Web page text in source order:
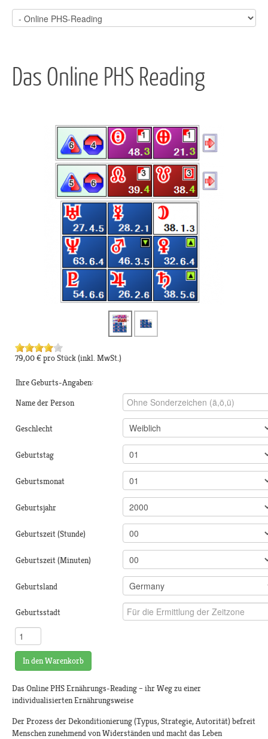
Das Online PHS Reading
79,00 €pro Stück(inkl. MwSt.)
Ihre Geburts-Angaben:
Name der Person
Geschlecht
Geburtstag
Geburtsmonat
Geburtsjahr
Geburtszeit (Stunde)
Geburtszeit (Minuten)
Geburtsland
Geburtsstadt
In den Warenkorb
Das Online PHS Ernährungs-Reading – ihr Weg zu einer
individualisierten Ernährungsweise
Der Prozess der Dekonditionierung (Typus, Strategie, Autorität) befreit
Menschen zunehmend von Widerständen und macht das Leben